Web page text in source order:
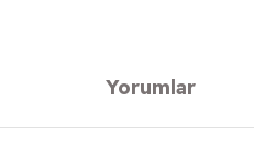
Yorumlar